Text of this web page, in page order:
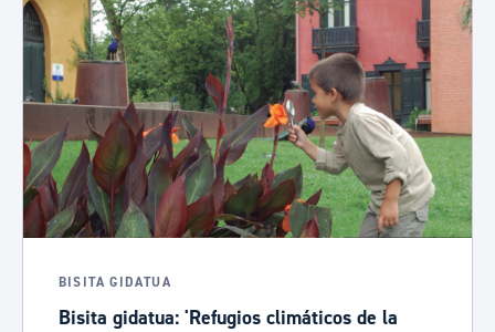
BISITA GIDATUA
Bisita gidatua: 'Refugios climáticos de la